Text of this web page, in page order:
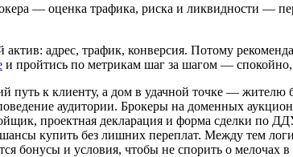
— оценка трафика, риска и ликвидности —
адрес, трафик, конверсия. Потому
и пройтись по метрикам шаг за шагом — спокойно,
путь к клиенту, а дом в удачной точке — жителю
аудитории. Брокеры на доменных
проектная декларация и форма сделки по
купить без лишних переплат. Между тем
бонусы и условия, чтобы не спорить о